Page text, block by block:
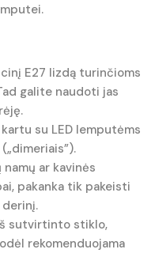
E27 lizdą turinčioms
galite naudoti jas
su LED lemputėms
ar kavinės
pakanka tik pakeisti
sutvirtinto stiklo,
rekomenduojama